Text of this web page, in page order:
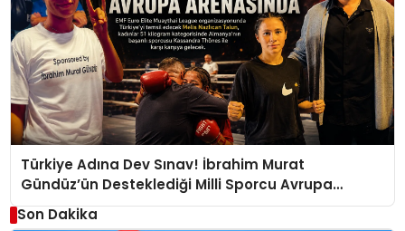
Türkiye Adına Dev Sınav! İbrahim Murat
Gündüz’ün Desteklediği Milli Sporcu Avrupa
Arenasında
Son Dakika